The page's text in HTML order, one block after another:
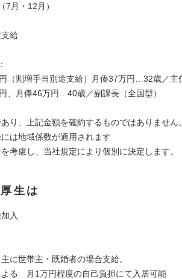
7月・12月）
給
（割増手当別途支給）月俸37万円…32歳／主
、月俸46万円…40歳／副課長（全国型）
り、上記金額を確約するものではありません。
は地域係数が適用されます
考慮し、当社規定により個別に決定します。
生は
入
に世帯主・既婚者の場合支給。
よる 月1万円程度の自己負担にて入居可能